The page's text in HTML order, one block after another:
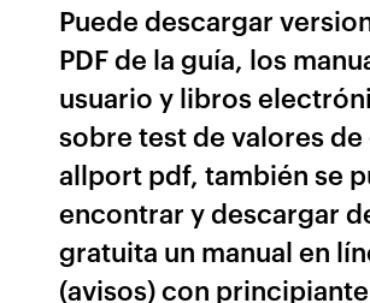
Puede descargar
PDF de la guía, los
usuario y libros
sobre test de valores
allport pdf, también se
encontrar y descargar
gratuita un manual en
(avisos) con